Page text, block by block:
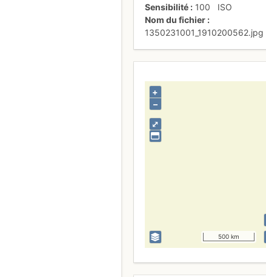
Sensibilité
100
ISO
Nom du fichier
1350231001_1910200562.jpg
⤢
+
–
500 km